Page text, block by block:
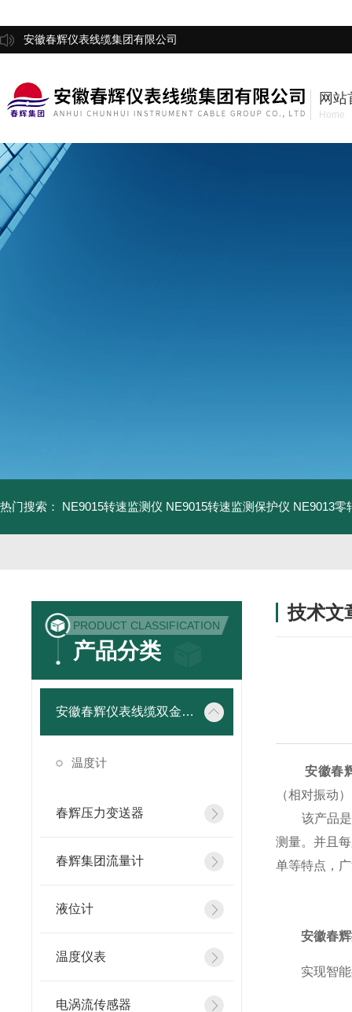
安徽春辉仪表线缆集团有限公司
网站
Home
热门搜索： NE9015转速监测仪 NE9015转速监测保护仪 NE9013零
PRODUCT CLASSIFICATION
产品分类
安徽春辉仪表线缆双金属温度计
温度计
春辉压力变送器
春辉集团流量计
液位计
温度仪表
电涡流传感器
技术文
安徽春
（相对振动
该产品是一
测量。并且
单等特点，
安徽春
实现智能处